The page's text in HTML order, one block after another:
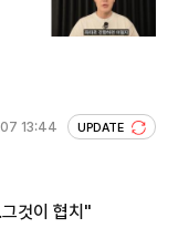
13:44 UPDATE
것이 협치"